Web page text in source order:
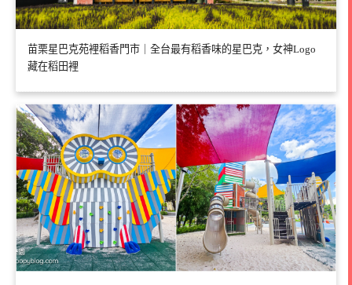
苗栗星巴克苑裡稻香門市｜全台最有稻香味的星巴克，女神Logo
藏在稻田裡